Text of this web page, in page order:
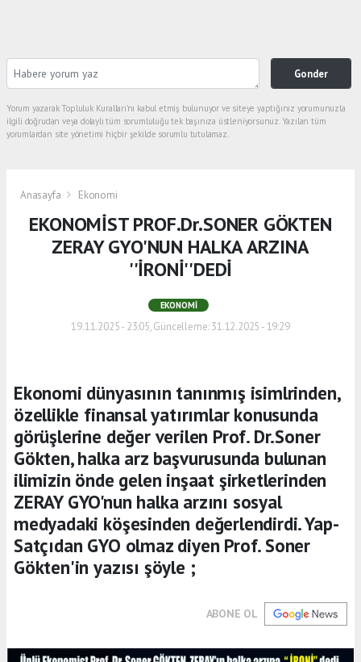
Gonder
Yorum yazarak Topluluk Kuralları’nı kabul etmiş bulunuyor ve siteye yaptığınız yorumunuzla
ilgili doğrudan veya dolaylı tüm sorumluluğu tek başınıza üstleniyorsunuz. Yazılan tüm
yorumlardan site yönetimi hiçbir şekilde sorumlu tutulamaz.
Anasayfa Ekonomi
EKONOMİST PROF.Dr.SONER GÖKTEN
ZERAY GYO'NUN HALKA ARZINA
''İRONİ''DEDİ
EKONOMI
19.11.2025 - 23:05, Güncelleme: 31.12.2025 - 19:29
Ekonomi dünyasının tanınmış isimlrinden,
özellikle finansal yatırımlar konusunda
görüşlerine değer verilen Prof. Dr.Soner
Gökten, halka arz başvurusunda bulunan
ilimizin önde gelen inşaat şirketlerinden
ZERAY GYO'nun halka arzını sosyal
medyadaki köşesinden değerlendirdi. Yap-
Satçıdan GYO olmaz diyen Prof. Soner
Gökten'in yazısı şöyle ;
ABONE OL